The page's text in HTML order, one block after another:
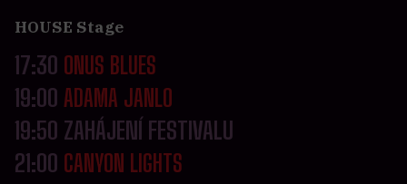
HOUSE Stage
17:30 ONUS BLUES
19:00 ADAMA JANLO
19:50 ZAHÁJENÍ FESTIVALU
21:00 CANYON LIGHTS